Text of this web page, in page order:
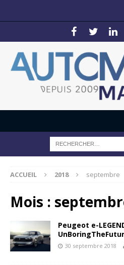
ACCUEIL 2018 septembre
Mois :
Peugeot e-
30 septembre 2018